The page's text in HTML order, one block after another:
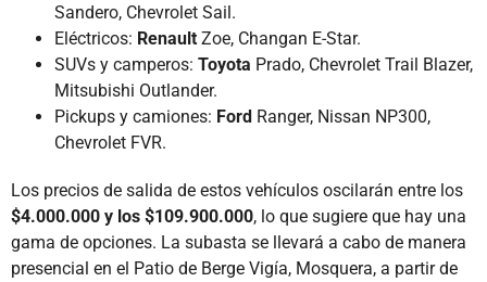
Sandero, Chevrolet Sail.
Eléctricos: Renault Zoe, Changan E-Star.
SUVs y camperos: Toyota Prado, Chevrolet Trail Blazer,
Mitsubishi Outlander.
Pickups y camiones: Ford Ranger, Nissan NP300,
Chevrolet FVR.
Los precios de salida de estos vehículos oscilarán entre los
$4.000.000 y los $109.900.000, lo que sugiere que hay una
gama de opciones. La subasta se llevará a cabo de manera
presencial en el Patio de Berge Vigía, Mosquera, a partir de